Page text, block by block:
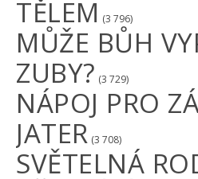
TĚLEM (3 796)
MŮŽE BŮH
ZUBY? (3 729)
NÁPOJ PRO
JATER (3 708)
SVĚTELNÁ